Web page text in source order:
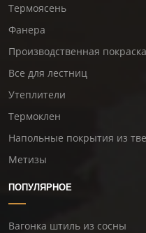
Термоясень
Фанера
Производственная покраска
Все для лестниц
Утеплители
Термоклен
Напольные покрытия из
Метизы
ПОПУЛЯРНОЕ
Вагонка штиль из сосны